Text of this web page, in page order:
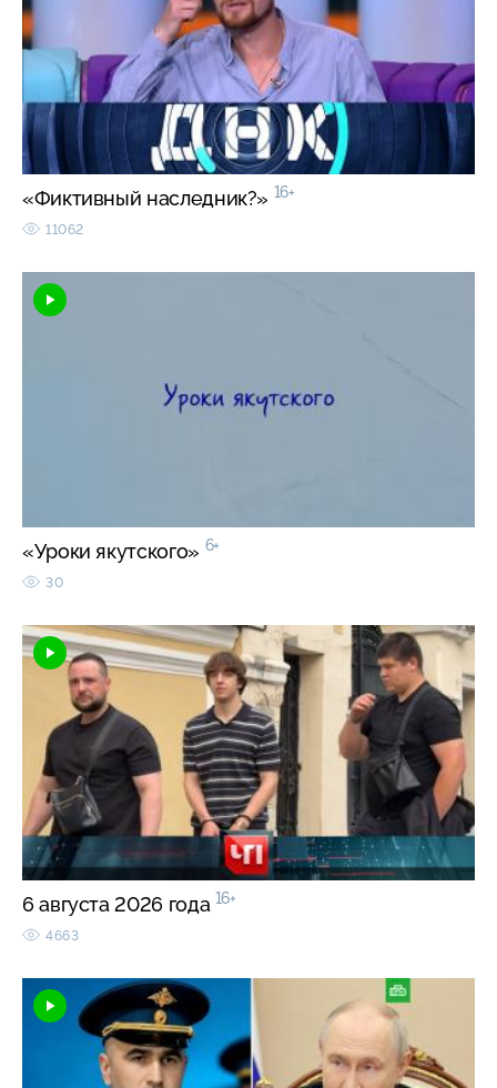
«Фиктивный наследник?» 16+
11062
«Уроки якутского» 6+
30
6 августа 2026 года 16+
4663